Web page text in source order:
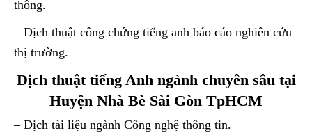
thông.
– Dịch thuật công chứng tiếng anh báo cáo nghiên cứu
thị trường.
Dịch thuật tiếng Anh ngành chuyên sâu tại
Huyện Nhà Bè Sài Gòn TpHCM
– Dịch tài liệu ngành Công nghệ thông tin.